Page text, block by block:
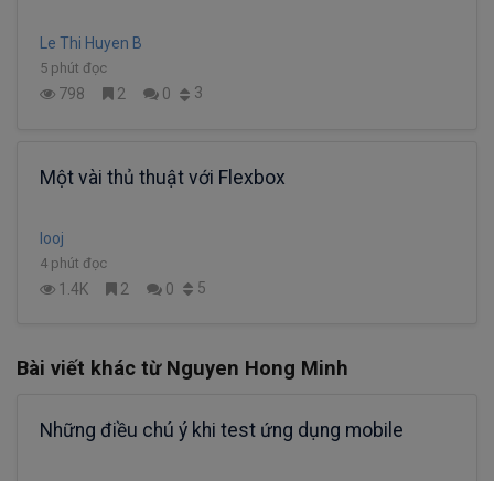
Le Thi Huyen B
5 phút đọc
798 2 0 3
Một vài thủ thuật với Flexbox
looj
4 phút đọc
1.4K 2 0 5
Bài viết khác từ Nguyen Hong Minh
Những điều chú ý khi test ứng dụng mobile